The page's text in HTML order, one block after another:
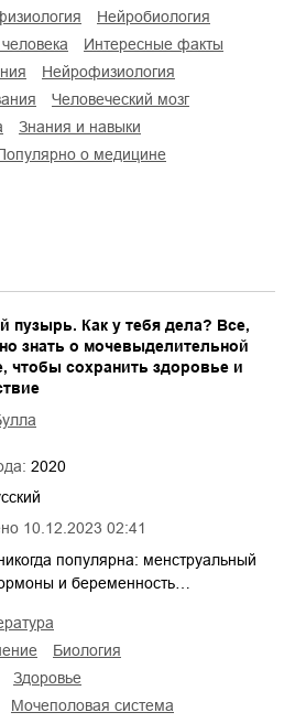
нейробиология
интересные факты
нейрофизиология
человеческий мозг
знания и навыки
популярно о медицине
10.12.2023 02:41
пузырь. Как у тебя дела? Все,
знать о мочевыделительной
чтобы сохранить здоровье и
2020
популярна: менструальный
и беременность…
биология
здоровье
мочеполовая система